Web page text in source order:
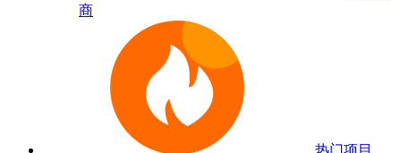
商
热门项目